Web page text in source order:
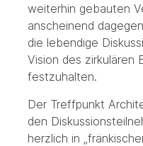
weiterhin gebauten
anscheinend
die lebendige
Vision des zirkulären
festzuhalten.
Der Treffpunkt
den
herzlich in